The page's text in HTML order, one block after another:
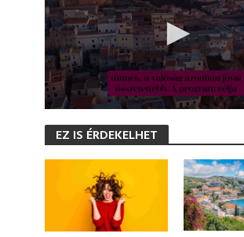
s EZ IS ÉRDEKELHET